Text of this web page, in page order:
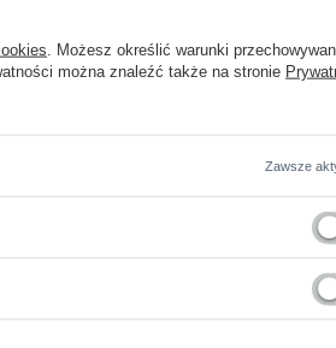
. Możesz określić warunki
można znaleźć także na stronie
Zawsze